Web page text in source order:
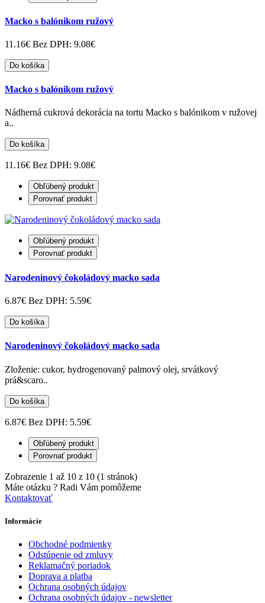
Macko s balónikom ružový
11.16€ Bez DPH: 9.08€
Do košíka
Macko s balónikom ružový
Nádherná cukrová dekorácia na tortu Macko s balónikom v ružovej
a..
Do košíka
11.16€ Bez DPH: 9.08€
Obľúbený produkt
Porovnať produkt
Obľúbený produkt
Porovnať produkt
Narodeninový čokoládový macko sada
6.87€ Bez DPH: 5.59€
Do košíka
Narodeninový čokoládový macko sada
Zloženie: cukor, hydrogenovaný palmový olej, srvátkový
prá&scaro..
Do košíka
6.87€ Bez DPH: 5.59€
Obľúbený produkt
Porovnať produkt
Zobrazenie 1 až 10 z 10 (1 stránok)
Máte otázku ? Radi Vám pomôžeme
Kontaktovať
Informácie
Obchodné podmienky
Odstúpenie od zmluvy
Reklamačný poriadok
Doprava a platba
Ochrana osobných údajov
Ochrana osobných údajov - newsletter